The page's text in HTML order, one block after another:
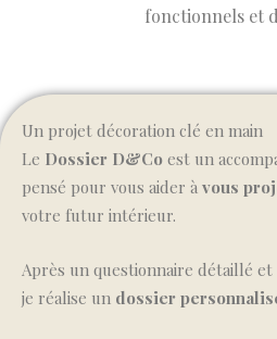
fonctionnels et
Un projet décoration clé en main
Le Dossier D&Co est un
pensé pour vous aider à vous
votre futur intérieur.
Après un questionnaire détaillé et
je réalise un dossier